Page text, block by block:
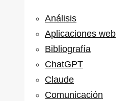
Análisis
Aplicaciones web
Bibliografía
ChatGPT
Claude
Comunicación